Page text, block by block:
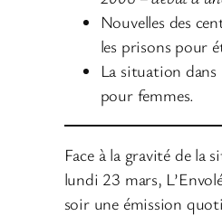
Nouvelles des
les prisons pour
La situation
pour femmes.
Face à la gravité de la
lundi 23 mars,
soir une émission